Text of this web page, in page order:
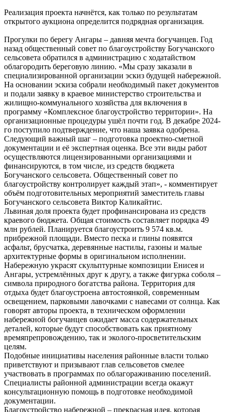
Реализация проекта начнётся, как только по результатам
открытого аукциона определится подрядная организация.
Прогулки по берегу Ангары – давняя мечта богучанцев. Год
назад общественный совет по благоустройству Богучанского
сельсовета обратился в администрацию с ходатайством
облагородить береговую линию. «Мы сразу заказали в
специализированной организации эскиз будущей набережной.
На основании эскиза собрали необходимый пакет документов
и подали заявку в краевое министерство строительства и
жилищно-коммунального хозяйства для включения в
программу «Комплексное благоустройство территории». На
организационные процедуры ушёл почти год. В декабре 2024-
го поступило подтверждение, что наша заявка одобрена.
Следующий важный шаг – подготовка проектно-сметной
документации и её экспертная оценка. Все эти виды работ
осуществляются лицензированными организациями и
финансируются, в том числе, из средств бюджета
Богучанского сельсовета. Общественный совет по
благоустройству контролирует каждый этап», - комментирует
объём подготовительных мероприятий заместитель главы
Богучанского сельсовета Виктор Каликайтис.
Львиная доля проекта будет профинансирована из средств
краевого бюджета. Общая стоимость составляет порядка 49
млн рублей. Планируется благоустроить 9 574 кв.м.
прибрежной площади. Вместо песка и глины появятся
асфальт, брусчатка, деревянные настилы, газоны и малые
архитектурные формы в оригинальном исполнении.
Набережную украсят скульптурные композиции Енисея и
Ангары, устремлённых друг к другу, а также фигурка соболя –
символа природного богатства района. Территория для
отдыха будет благоустроена автостоянкой, современным
освещением, парковыми лавочками с навесами от солнца. Как
говорят авторы проекта, в техническом оформлении
набережной богучанцев ожидает масса содержательных
деталей, которые будут способствовать как приятному
времяпрепровождению, так и эколого-просветительским
целям.
Подобные инициативы населения районные власти только
приветствуют и призывают глав сельсоветов смелее
участвовать в программах по облагораживанию поселений.
Специалисты районной администрации всегда окажут
консультационную помощь в подготовке необходимой
документации.
Благоустройство набережной – прекрасная идея, которая